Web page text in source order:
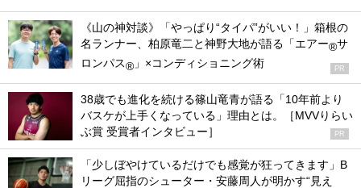
《山の神対談》「やっぱり“タイパ”がいい！」箱根の
名ランナー、柏原竜二と神野大地が語る「エアー®サ
ロンパス® 」×コンディショニング術 PR
38歳でも進化を続ける篠山竜青が語る「10年前より
バスケが上手くなっている」理由とは。［MVVりらい
ぶ賞 受賞者インタビュー］
PR
「少しぼやけているだけでも感覚が狂ってきます」B
リーグ屈指のシューター・安藤周人が明かす“見え